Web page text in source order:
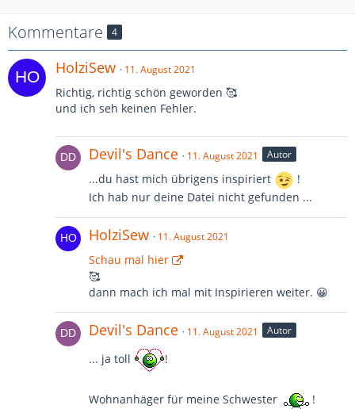
Kommentare 4
HolziSew 11. August 2021
Richtig, richtig schön geworden 🥰
und ich seh keinen Fehler.
Devil's Dance 11. August 2021 Autor
...du hast mich übrigens inspiriert
!
Ich hab nur deine Datei nicht gefunden ...
HolziSew 11. August 2021
Schau mal hier
🥰
dann mach ich mal mit Inspirieren weiter. 😀
Devil's Dance 11. August 2021 Autor
... ja toll !
Wohnanhäger für meine Schwester !